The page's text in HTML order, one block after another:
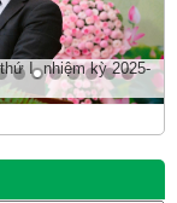
I, nhiệm kỳ 2025-